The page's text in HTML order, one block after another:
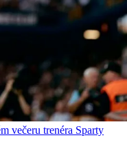
večeru trenéra Sparty